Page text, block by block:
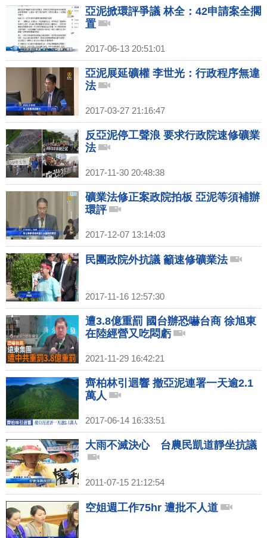
亞泥掀環評爭議 林全：42申請案全擱
置
2017-06-13 20:51:01
亞泥展延礦權 李世光：行政程序無違
法
2017-03-27 21:16:47
反亞泥停工聲浪 要求行政院速修礦業
法
2017-11-30 20:48:38
礦業法修正案政院拍板 亞泥等須補辦
環評
2017-12-07 13:14:03
民團政院外抗議 籲速修礦業法
2017-11-16 12:57:30
遭3.8億重罰 國台辦恐嚇台商 徐旭東
在陸經營又吃悶虧
2021-11-29 16:42:21
齊柏林引迴響 撤亞泥連署一天逾2.1
萬人
2017-06-14 16:33:51
大雨不滅決心 台農民凱道靜坐抗議
2011-07-15 21:12:54
空姐週工作75hr 遭批不人道